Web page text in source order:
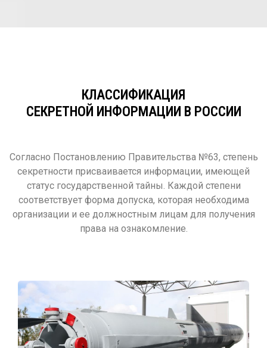
КЛАССИФИКАЦИЯ
СЕКРЕТНОЙ ИНФОРМАЦИИ В РОССИИ
Согласно Постановлению Правительства №63, степень
секретности присваивается информации, имеющей
статус государственной тайны. Каждой степени
соответствует форма допуска, которая необходима
организации и ее должностным лицам для получения
права на ознакомление.